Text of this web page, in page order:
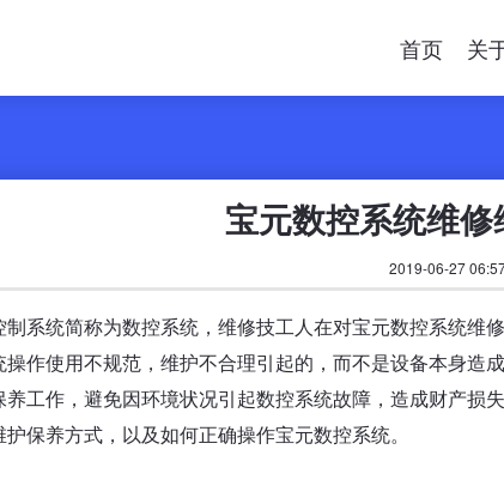
首页 关
宝元数控系统维
2019-06-27
制系统简称为数控系统，维修技工人在对宝元数控系统维
操作使用不规范，维护不合理引起的，而不是设备本身造
养工作，避免因环境状况引起数控系统故障，造成财产损
保养方式，以及如何正确操作宝元数控系统。